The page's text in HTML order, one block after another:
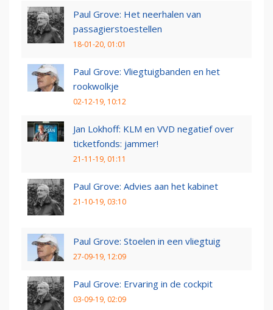
Paul Grove: Het neerhalen van
passagierstoestellen
18-01-20, 01:01
Paul Grove: Vliegtuigbanden en het
rookwolkje
02-12-19, 10:12
Jan Lokhoff: KLM en VVD negatief over
ticketfonds: jammer!
21-11-19, 01:11
Paul Grove: Advies aan het kabinet
21-10-19, 03:10
Paul Grove: Stoelen in een vliegtuig
27-09-19, 12:09
Paul Grove: Ervaring in de cockpit
03-09-19, 02:09